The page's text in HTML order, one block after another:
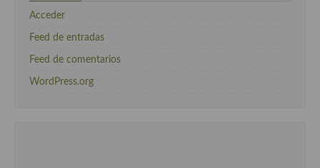
Acceder
Feed de entradas
Feed de comentarios
WordPress.org